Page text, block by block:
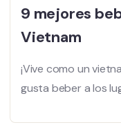
9 mejores
Vietnam
¡Vive como un
gusta beber a los